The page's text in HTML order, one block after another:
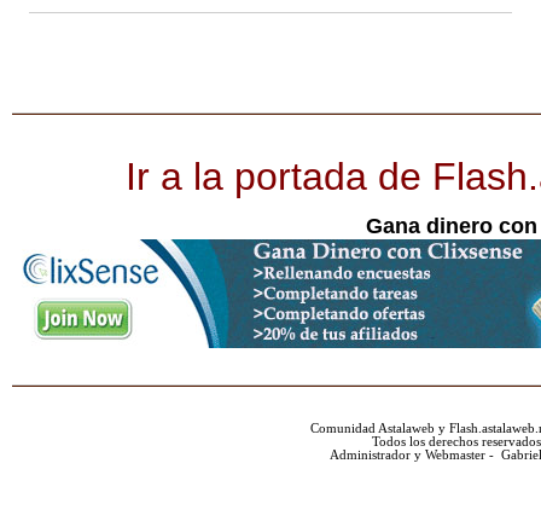
Ir a la portada de
Gana dinero con
Comunidad Astalaweb y
Todos los derechos reservados
Administrador y Webmaster -